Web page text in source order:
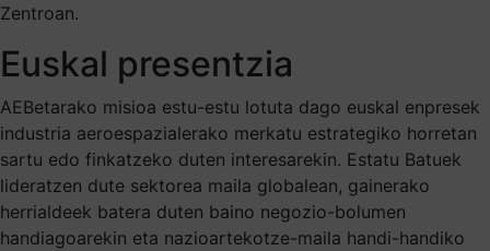
Zentroan.
Euskal presentzia
AEBetarako misioa estu-estu lotuta dago euskal enpresek
industria aeroespazialerako merkatu estrategiko horretan
sartu edo finkatzeko duten interesarekin. Estatu Batuek
lideratzen dute sektorea maila globalean, gainerako
herrialdeek batera duten baino negozio-bolumen
handiagoarekin eta nazioartekotze-maila handi-handiko